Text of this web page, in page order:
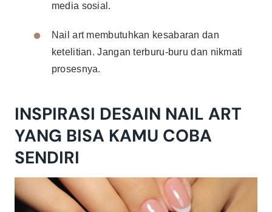
media sosial.
Nail art membutuhkan kesabaran dan
ketelitian. Jangan terburu-buru dan nikmati
prosesnya.
INSPIRASI DESAIN NAIL ART
YANG BISA KAMU COBA
SENDIRI